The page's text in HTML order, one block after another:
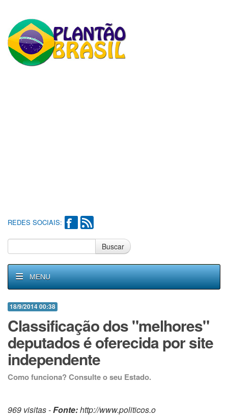
REDES SOCIAIS:
Buscar
MENU
18/9/2014 00:38
Classificação dos "melhores"
deputados é oferecida por site
independente
Como funciona? Consulte o seu Estado.
969 visitas -Fonte:http://www.politicos.o